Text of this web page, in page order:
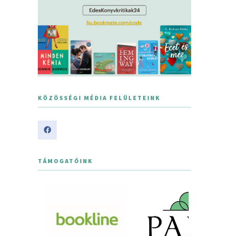
KÖZÖSSÉGI MÉDIA FELÜLETEINK
TÁMOGATÓINK